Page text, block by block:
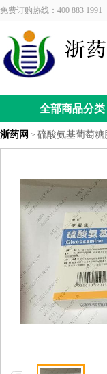
免费订购热线：400 883 1991
全部商品分类
浙药网 > 硫酸氨基葡萄糖